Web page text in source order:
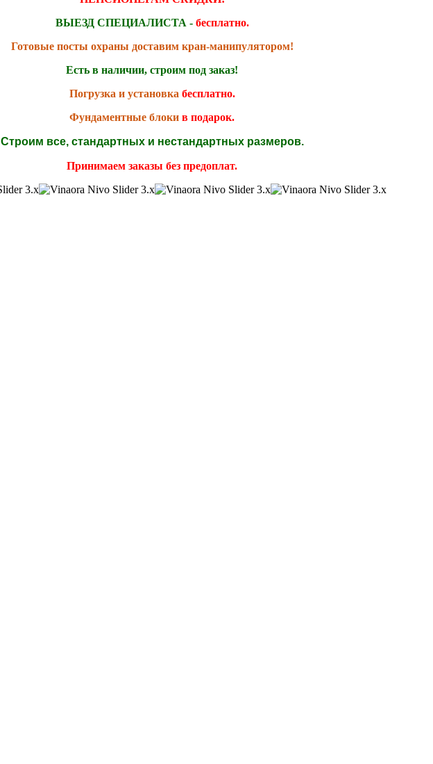
ВЫЕЗД СПЕЦИАЛИСТА - бесплатно.
Готовые посты охраны доставим кран-манипулятором!
Есть в наличии, строим под заказ!
Погрузка и установка бесплатно.
Фундаментные блоки в подарок.
Строим все, стандартных и нестандартных размеров.
Принимаем заказы без предоплат.